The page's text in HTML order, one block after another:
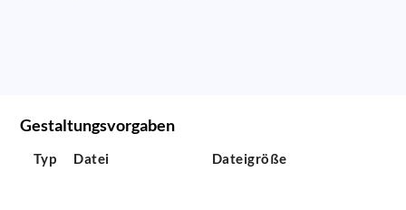
Gestaltungsvorgaben
Typ Datei Dateigröße